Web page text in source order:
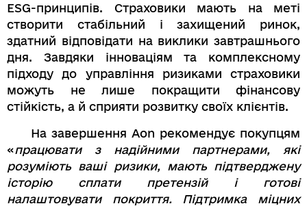
ESG-принципів. Страховики мають на меті
створити стабільний і захищений ринок,
здатний відповідати на виклики завтрашнього
дня. Завдяки інноваціям та комплексному
підходу до управління ризиками страховики
можуть не лише покращити фінансову
стійкість, а й сприяти розвитку своїх клієнтів.
На завершення Aon рекомендує покупцям
«працювати з надійними партнерами, які
розуміють ваші ризики, мають підтверджену
історію сплати претензій і готові
налаштовувати покриття. Підтримка міцних